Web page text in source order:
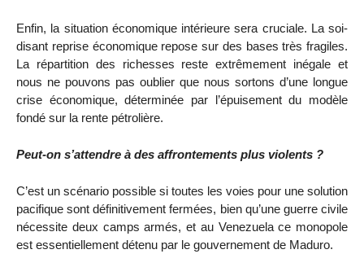
Enfin, la situation économique intérieure sera cruciale. La soi-
disant reprise économique repose sur des bases très fragiles.
La répartition des richesses reste extrêmement inégale et
nous ne pouvons pas oublier que nous sortons d’une longue
crise économique, déterminée par l’épuisement du modèle
fondé sur la rente pétrolière.
Peut-on s’attendre à des affrontements plus violents ?
C’est un scénario possible si toutes les voies pour une solution
pacifique sont définitivement fermées, bien qu’une guerre civile
nécessite deux camps armés, et au Venezuela ce monopole
est essentiellement détenu par le gouvernement de Maduro.